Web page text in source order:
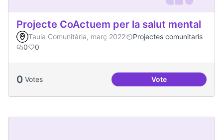
Projecte CoActuem per la salut mental
Taula Comunitària, març 2022
Projectes comunitaris
0
0
0 Votes VoteProjecte